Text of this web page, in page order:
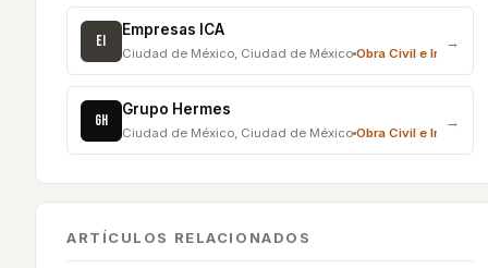
EI
Empresas ICA
Ciudad de México, Ciudad de México Obra Civil e
→
GH
Grupo Hermes
Ciudad de México, Ciudad de México Obra Civil e
→
ARTÍCULOS RELACIONADOS